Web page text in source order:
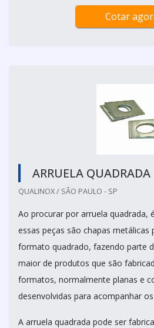
Cotar
ARRUELA QUADRADA
QUALINOX / SÃO PAULO - SP
Ao procurar por arruela quadrada,
essas peças são chapas metálicas
formato quadrado, fazendo parte
maior de produtos que são
formatos, normalmente planas e
desenvolvidas para acompanhar
A arruela quadrada pode ser